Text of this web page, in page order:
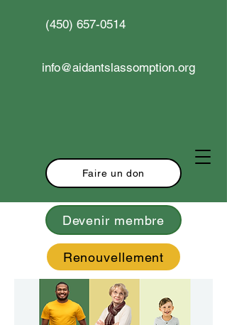
Devenir membre
Renouvellement
(450) 657-0514
info@aidantslassomption.org
Faire un don